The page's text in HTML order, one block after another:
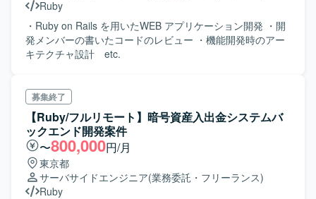
Ruby
・Ruby on Rails を用いたWEB アプリケーション開発 ・開
発メンバーの書いたコードのレビュー ・機能開発時のアー
キテクチャ設計 etc.
募集終了
【Ruby/フルリモート】暗号資産入出金システムバ
ックエンド開発案件
〜800,000円/月
東京都
サーバサイドエンジニア(業務委託・フリーランス)
Ruby